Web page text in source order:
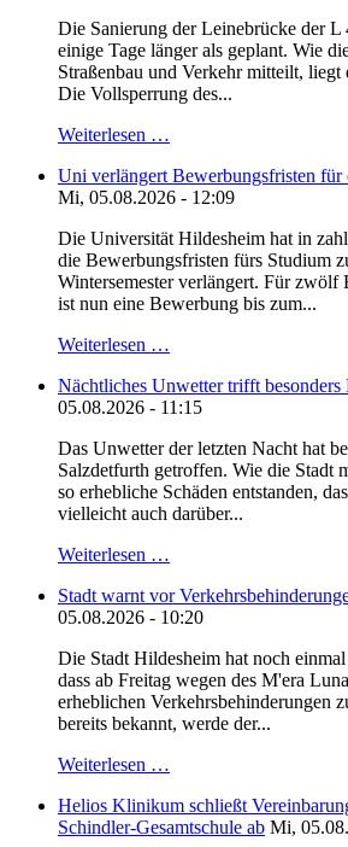
Die Sanierung der Leinebrücke der L
einige Tage länger als geplant. Wie
Straßenbau und Verkehr mitteilt, liegt
Die Vollsperrung des...
Weiterlesen …
Uni verlängert Bewerbungsfristen für
Mi, 05.08.2026 - 12:09
Die Universität Hildesheim hat in
die Bewerbungsfristen fürs Studium
Wintersemester verlängert. Für zwölf
ist nun eine Bewerbung bis zum...
Weiterlesen …
Nächtliches Unwetter trifft besonders
05.08.2026 - 11:15
Das Unwetter der letzten Nacht hat
Salzdetfurth getroffen. Wie die Stadt
so erhebliche Schäden entstanden,
vielleicht auch darüber...
Weiterlesen …
Stadt warnt vor
05.08.2026 - 10:20
Die Stadt Hildesheim hat noch
dass ab Freitag wegen des M'era
erheblichen Verkehrsbehinderungen
bereits bekannt, werde der...
Weiterlesen …
Helios Klinikum schließt
Schindler-Gesamtschule ab Mi,